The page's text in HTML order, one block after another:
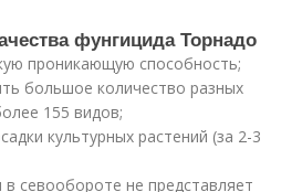
фунгицида Торнадо
проникающую способность;
большое количество разных
155 видов;
культурных растений (за 2-3
севообороте не представляет